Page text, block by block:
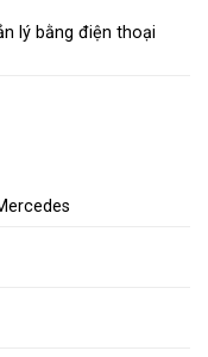
lý bằng điện thoại